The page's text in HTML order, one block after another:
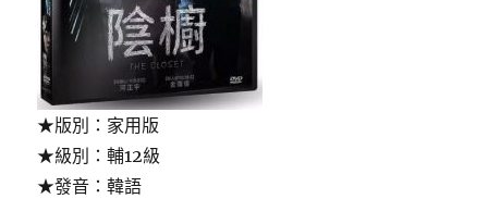
★版別：家用版
★級別：輔12級
★發音：韓語